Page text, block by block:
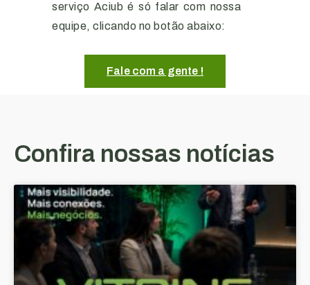
serviço Aciub é só falar com nossa
equipe, clicando no botão abaixo:
Fale com a gente !
Confira nossas notícias